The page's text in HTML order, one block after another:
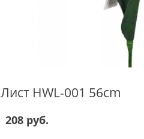
Лист HWL-001 56cm
208 руб.